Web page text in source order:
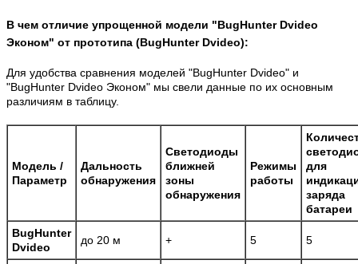
В чем отличие упрощенной модели "BugHunter Dvideo
Эконом" от прототипа (BugHunter Dvideo):
Для удобства сравнения моделей "BugHunter Dvideo" и
"BugHunter Dvideo Эконом" мы свели данные по их основным
различиям в таблицу.
Модель /
Параметр
Дальность
обнаружения
Светодиоды
ближней
зоны
обнаружения
Режимы
работы
для
заряда
батареи
BugHunter
Dvideo
до 20 м + 5 5